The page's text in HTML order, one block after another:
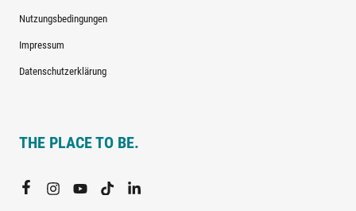
Nutzungsbedingungen
Impressum
Datenschutzerklärung
THE PLACE TO BE.